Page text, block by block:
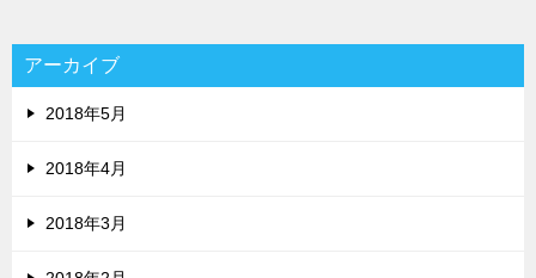
アーカイブ
2018年5月
2018年4月
2018年3月